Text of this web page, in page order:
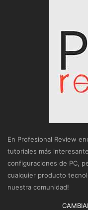
En Profesional Review
tutoriales más
configuraciones de PC,
cualquier producto
nuestra comunidad!